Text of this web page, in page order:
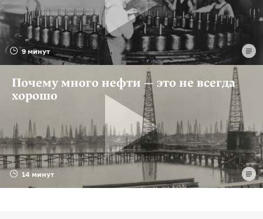
9 минут
14 минут
Почему много нефти — это не всегда
хорошо